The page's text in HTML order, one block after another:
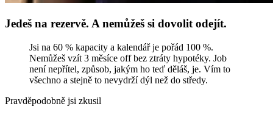
Jedeš na rezervě. A nemůžeš si dovolit odejít.
Jsi na 60 % kapacity a kalendář je pořád 100 %.
Nemůžeš vzít 3 měsíce off bez ztráty hypotéky. Job
není nepřítel, způsob, jakým ho teď děláš, je. Vím to
všechno a stejně to nevydrží dýl než do středy.
Pravděpodobně jsi zkusil